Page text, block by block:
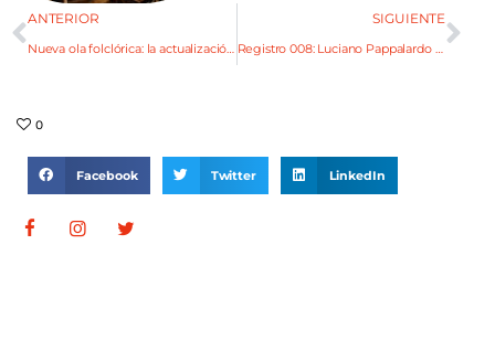
ANTERIOR
Nueva ola folclórica: la actualización de la tradición en la escena urbana
SIGUIENTE
Registro 008: Luciano Pappalardo – Espejo
0
Facebook Twitter LinkedIn